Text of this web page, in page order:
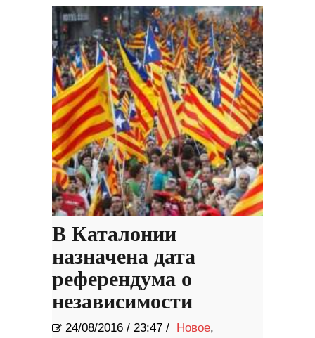
В Каталонии
назначена дата
референдума о
независимости
24/08/2016 / 23:47 / Новое,